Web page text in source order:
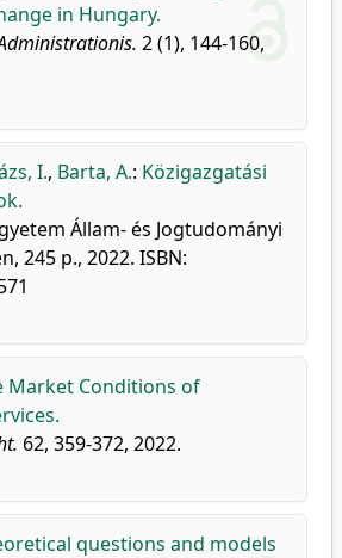
in Hungary.
2 (1), 144-160,
I., Barta, A.: Közigazgatási
Állam- és Jogtudományi
245 p., 2022. ISBN:
Market Conditions of
62, 359-372, 2022.
questions and models